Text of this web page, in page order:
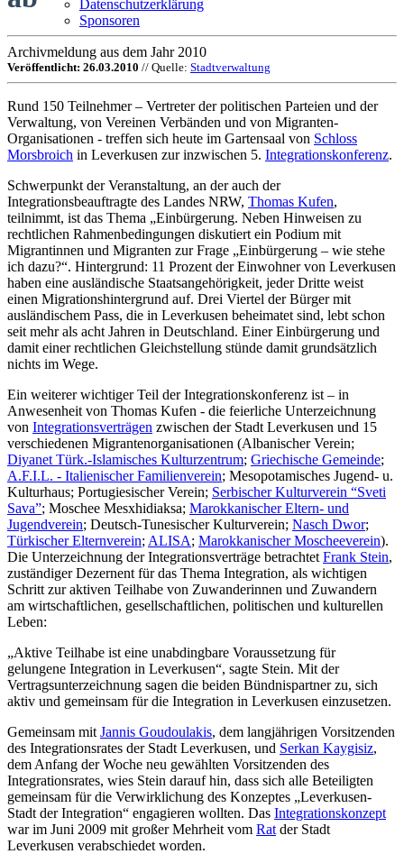
Datenschutzerklärung
Sponsoren
Archivmeldung aus dem Jahr 2010
Veröffentlicht: 26.03.2010 // Quelle: Stadtverwaltung
Rund 150 Teilnehmer – Vertreter der politischen Parteien und der
Verwaltung, von Vereinen Verbänden und von Migranten-
Organisationen - treffen sich heute im Gartensaal von Schloss
Morsbroich in Leverkusen zur inzwischen 5. Integrationskonferenz.
Schwerpunkt der Veranstaltung, an der auch der
Integrationsbeauftragte des Landes NRW, Thomas Kufen,
teilnimmt, ist das Thema „Einbürgerung. Neben Hinweisen zu
rechtlichen Rahmenbedingungen diskutiert ein Podium mit
Migrantinnen und Migranten zur Frage „Einbürgerung – wie stehe
ich dazu?“. Hintergrund: 11 Prozent der Einwohner von Leverkusen
haben eine ausländische Staatsangehörigkeit, jeder Dritte weist
einen Migrationshintergrund auf. Drei Viertel der Bürger mit
ausländischem Pass, die in Leverkusen beheimatet sind, lebt schon
seit mehr als acht Jahren in Deutschland. Einer Einbürgerung und
damit einer rechtlichen Gleichstellung stünde damit grundsätzlich
nichts im Wege.
Ein weiterer wichtiger Teil der Integrationskonferenz ist – in
Anwesenheit von Thomas Kufen - die feierliche Unterzeichnung
von Integrationsverträgen zwischen der Stadt Leverkusen und 15
verschiedenen Migrantenorganisationen (Albanischer Verein;
Diyanet Türk.-Islamisches Kulturzentrum; Griechische Gemeinde;
A.F.I.L. - Italienischer Familienverein; Mesopotamisches Jugend- u.
Kulturhaus; Portugiesischer Verein; Serbischer Kulturverein “Sveti
Sava”; Moschee Mesxhidiaksa; Marokkanischer Eltern- und
Jugendverein; Deutsch-Tunesischer Kulturverein; Nasch Dwor;
Türkischer Elternverein; ALISA; Marokkanischer Moscheeverein).
Die Unterzeichnung der Integrationsverträge betrachtet Frank Stein,
zuständiger Dezernent für das Thema Integration, als wichtigen
Schritt zur aktiven Teilhabe von Zuwanderinnen und Zuwandern
am wirtschaftlichen, gesellschaftlichen, politischen und kulturellen
Leben:
„Aktive Teilhabe ist eine unabdingbare Voraussetzung für
gelungene Integration in Leverkusen“, sagte Stein. Mit der
Vertragsunterzeichnung sagen die beiden Bündnispartner zu, sich
aktiv und gemeinsam für die Integration in Leverkusen einzusetzen.
Gemeinsam mit Jannis Goudoulakis, dem langjährigen Vorsitzenden
des Integrationsrates der Stadt Leverkusen, und Serkan Kaygisiz,
dem Anfang der Woche neu gewählten Vorsitzenden des
Integrationsrates, wies Stein darauf hin, dass sich alle Beteiligten
gemeinsam für die Verwirklichung des Konzeptes „Leverkusen-
Stadt der Integration“ engagieren wollten. Das Integrationskonzept
war im Juni 2009 mit großer Mehrheit vom Rat der Stadt
Leverkusen verabschiedet worden.